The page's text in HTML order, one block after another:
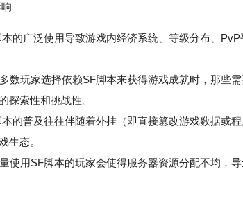
的广泛使用导致游戏内经济系统、等级分布、
玩家选择依赖SF脚本来获得游戏成就时，那些
探索性和挑战性。
普及往往伴随着外挂（即直接篡改游戏数据或
生态。
用SF脚本的玩家会使得服务器资源分配不均，导